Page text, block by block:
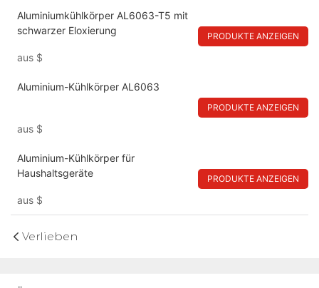
Aluminiumkühlkörper AL6063-T5 mit
schwarzer Eloxierung
aus $
PRODUKTE ANZEIGEN
Aluminium-Kühlkörper AL6063
aus $
PRODUKTE ANZEIGEN
Aluminium-Kühlkörper für
Haushaltsgeräte
aus $
PRODUKTE ANZEIGEN
Verlieben